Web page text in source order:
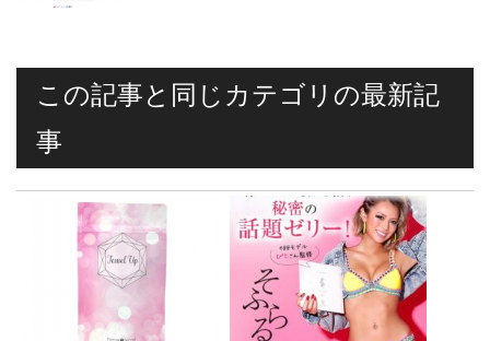
この記事と同じカテゴリの最新記
事